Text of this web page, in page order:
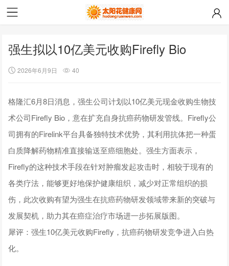
强生拟以10亿美元收购Firefly Bio
2026年6月9日 40
格隆汇6月8日消息，强生公司计划以10亿美元现金收购生物技
术公司Firefly Bio，意在扩充自身抗癌药物研发管线。Firefly公
司拥有的Firelink平台具备独特技术优势，其利用抗体把一种蛋
白质降解药物精准直接输送至癌细胞处。强生方面表示，
Firefly的这种技术手段在针对肿瘤发起攻击时，相较于现有的
各类疗法，能够更好地保护健康组织，减少对正常组织的损
伤，此次收购有望为强生在抗癌药物研发领域带来新的突破与
发展契机，助力其在癌症治疗市场进一步拓展版图。
犀评：强生10亿美元收购Firefly，抗癌药物研发竞争进入白热
化。